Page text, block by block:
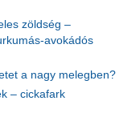
zöldség –
avokádós
a nagy melegben?
– cickafark